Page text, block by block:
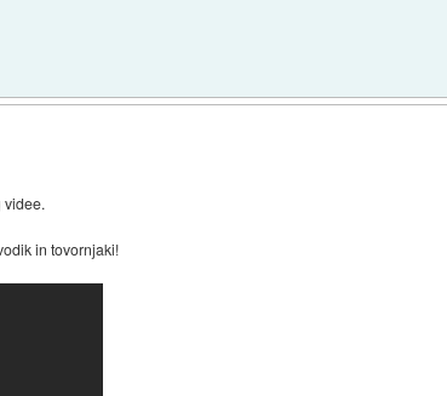
videe.
in tovornjaki!